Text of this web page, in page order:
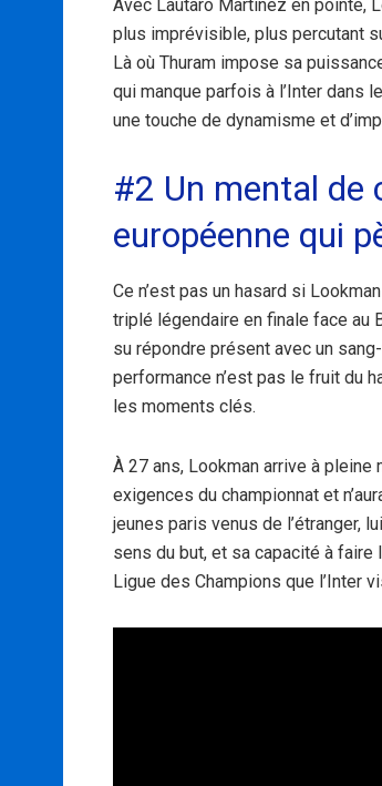
Avec Lautaro Martínez en pointe,
plus imprévisible, plus percutant
Là où Thuram impose sa
qui manque parfois à l’Inter dans
une touche de dynamisme et
#2 Un mental de
européenne qui
Ce n’est pas un hasard si
triplé légendaire en finale face au
su répondre présent avec un
performance n’est pas le fruit du
les moments clés.
À 27 ans, Lookman arrive à pleine
exigences du championnat et
jeunes paris venus de l’étranger,
sens du but, et sa capacité à
Ligue des Champions que l’Inter